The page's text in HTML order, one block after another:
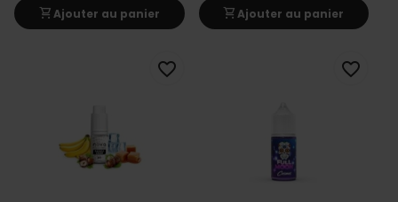
shopping_cartAjouter au panier shopping_cartAjouter au panier
favorite_border favorite_border